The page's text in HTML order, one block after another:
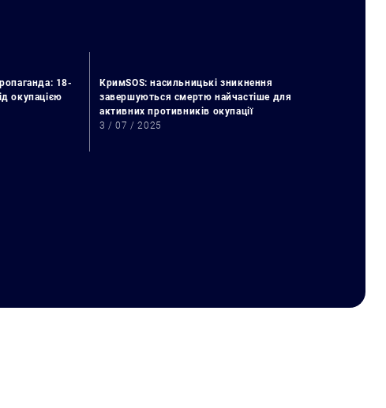
18-
окупацією
КримSOS: насильницькі зникнення
завершуються смертю найчастіше для
активних противників окупації
3 / 07 / 2025